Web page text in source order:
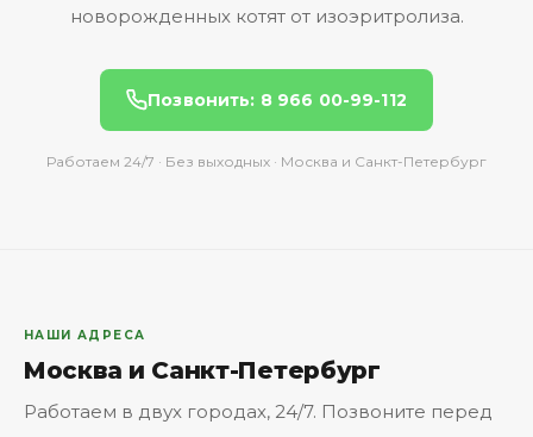
новорожденных котят от изоэритролиза.
Позвонить: 8 966 00-99-112
Работаем 24/7 · Без выходных · Москва и Санкт-Петербург
НАШИ АДРЕСА
Москва и Санкт-Петербург
Работаем в двух городах, 24/7. Позвоните перед